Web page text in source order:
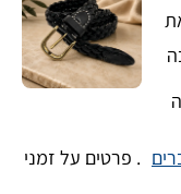
את
. פרטים על זמני